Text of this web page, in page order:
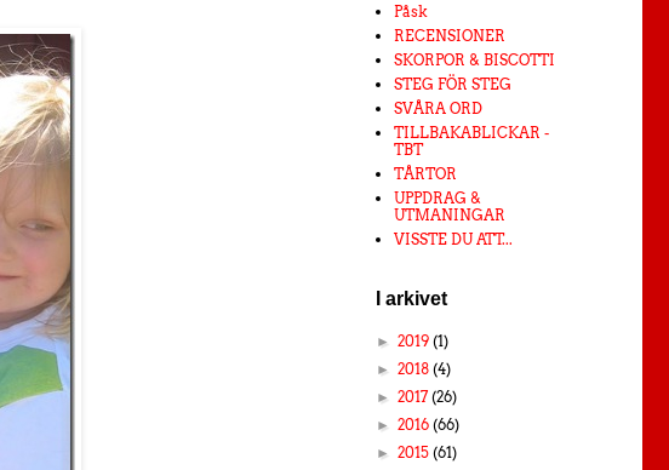
Påsk
RECENSIONER
SKORPOR & BISCOTTI
STEG FÖR STEG
SVÅRA ORD
TILLBAKABLICKAR -
TBT
TÅRTOR
UPPDRAG &
UTMANINGAR
VISSTE DU ATT...
I arkivet
► 2019 (1)
► 2018 (4)
► 2017 (26)
► 2016 (66)
► 2015 (61)